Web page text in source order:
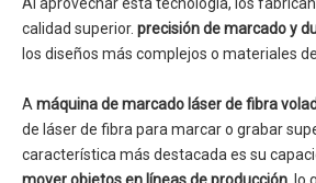
Al aprovechar esta tecnología, los
calidad superior. precisión de marcado y
los diseños más complejos o materiales
Amáquina de marcado láser de fibra
de láser de fibra para marcar o grabar
característica más destacada es su